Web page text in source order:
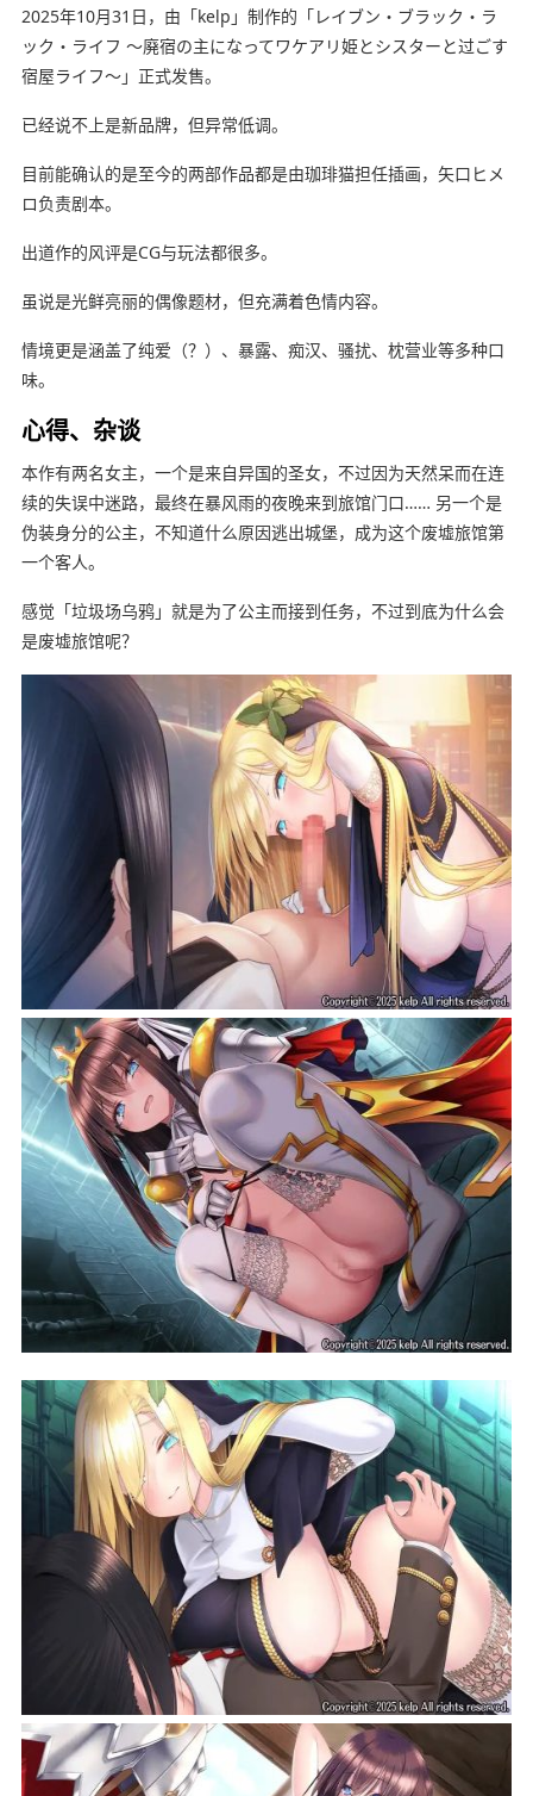
2025年10月31日，由「kelp」制作的「レイブン・ブラック・ラ
ック・ライフ ～廃宿の主になってワケアリ姫とシスターと过ごす
宿屋ライフ～」正式发售。
已经说不上是新品牌，但异常低调。
目前能确认的是至今的两部作品都是由珈琲猫担任插画，矢口ヒメ
ロ负责剧本。
出道作的风评是CG与玩法都很多。
虽说是光鲜亮丽的偶像题材，但充满着色情内容。
情境更是涵盖了纯爱（？）、暴露、痴汉、骚扰、枕营业等多种口
味。
心得、杂谈
本作有两名女主，一个是来自异国的圣女，不过因为天然呆而在连
续的失误中迷路，最终在暴风雨的夜晚来到旅馆门口…… 另一个是
伪装身分的公主，不知道什么原因逃出城堡，成为这个废墟旅馆第
一个客人。
感觉「垃圾场乌鸦」就是为了公主而接到任务，不过到底为什么会
是废墟旅馆呢？